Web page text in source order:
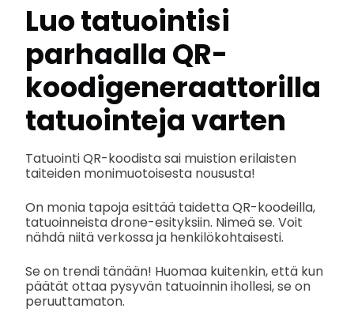
Luo tatuointisi
parhaalla QR-
koodigeneraattorilla
tatuointeja varten
Tatuointi QR-koodista sai muistion erilaisten
taiteiden monimuotoisesta noususta!
On monia tapoja esittää taidetta QR-koodeilla,
tatuoinneista drone-esityksiin. Nimeä se. Voit
nähdä niitä verkossa ja henkilökohtaisesti.
Se on trendi tänään! Huomaa kuitenkin, että kun
päätät ottaa pysyvän tatuoinnin ihollesi, se on
peruuttamaton.